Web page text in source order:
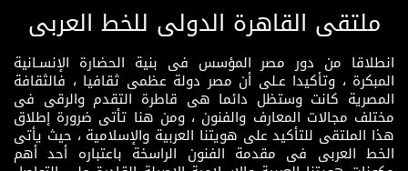
ملتقى القاهرة الدولى للخط العربى
انطلاقا من دور مصر المؤسس فى بنية الحضارة الإنسـانية
المبكرة ، وتأكيدا عـلى أن مصر دولة عظمى ثقافيا ، فالثقافة
المصرية كانت وستظل دائما هى قاطرة التقدم والرقى فى
مختلف مجالات المعارف والفنون ، ومن هنا تأتى ضرورة إطلاق
هذا الملتقى للتأكيد على هويتنا العربية والإسلامية ، حيث يأتى
الخط العربى فى مقدمة الفنون الراسخة باعتباره أحد أهم